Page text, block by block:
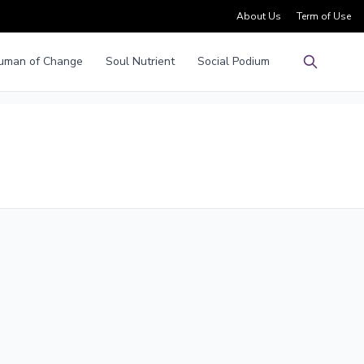
About Us Term of Use
of Change Soul Nutrient
Social Podium